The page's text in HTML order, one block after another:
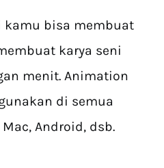
kamu bisa membuat
karya seni
menit. Animation
di semua
Android, dsb.